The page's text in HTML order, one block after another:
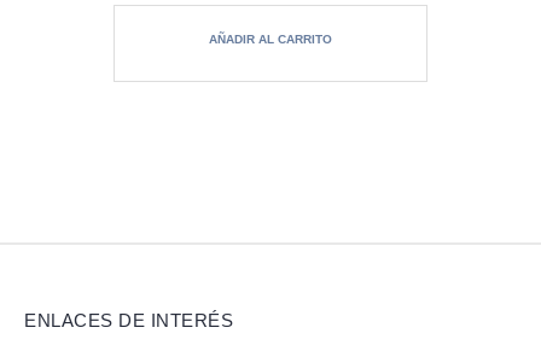
combina hidratación,…
era:
$285.665,00.
AÑADIR AL CARRITO
ENLACES DE INTERÉS